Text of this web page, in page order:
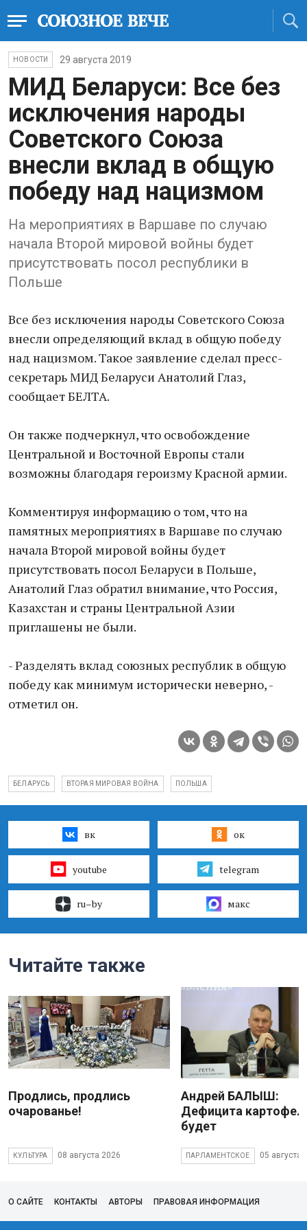
НОВОСТИ 29 августа 2019
МИД Беларуси: Все без
исключения народы
Советского Союза
внесли вклад в общую
победу над нацизмом
На мероприятиях в Варшаве по случаю
начала Второй мировой войны будет
присутствовать посол республики в
Польше
Все без исключения народы Советского Союза
внесли определяющий вклад в общую победу
над нацизмом. Такое заявление сделал пресс-
секретарь МИД Беларуси Анатолий Глаз,
сообщает БЕЛТА.
Он также подчеркнул, что освобождение
Центральной и Восточной Европы стали
возможны благодаря героизму Красной армии.
Комментируя информацию о том, что на
памятных мероприятиях в Варшаве по случаю
начала Второй мировой войны будет
присутствовать посол Беларуси в Польше,
Анатолий Глаз обратил внимание, что Россия,
Казахстан и страны Центральной Азии
приглашены не были.
- Разделять вклад союзных республик в общую
победу как минимум исторически неверно, -
отметил он.
БЕЛАРУСЬ ВТОРАЯ МИРОВАЯ ВОЙНА ПОЛЬША
вк ок
youtube telegram
ru–by макс
Читайте также
Продлись, продлись
очарованье!
КУЛЬТУРА 08 августа 2026
Андрей БАЛЫШ:
Дефицита
будет
ПАРЛАМЕНТСКОЕ 05 августа
О САЙТЕ КОНТАКТЫ АВТОРЫ ПРАВОВАЯ ИНФОРМАЦИЯ